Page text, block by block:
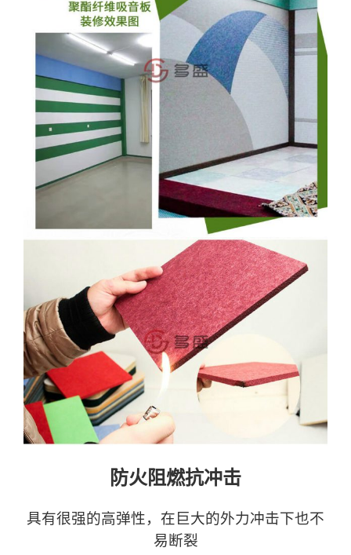
防火阻燃抗冲击
具有很强的高弹性，在巨大的外力冲击下也不
易断裂